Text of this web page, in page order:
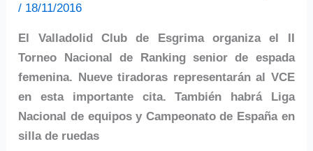
/ 18/11/2016
El Valladolid Club de Esgrima organiza el II
Torneo Nacional de Ranking senior de espada
femenina. Nueve tiradoras representarán al VCE
en esta importante cita. También habrá Liga
Nacional de equipos y Campeonato de España en
silla de ruedas